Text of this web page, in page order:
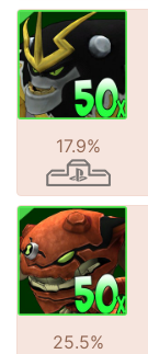
17.9%
25.5%